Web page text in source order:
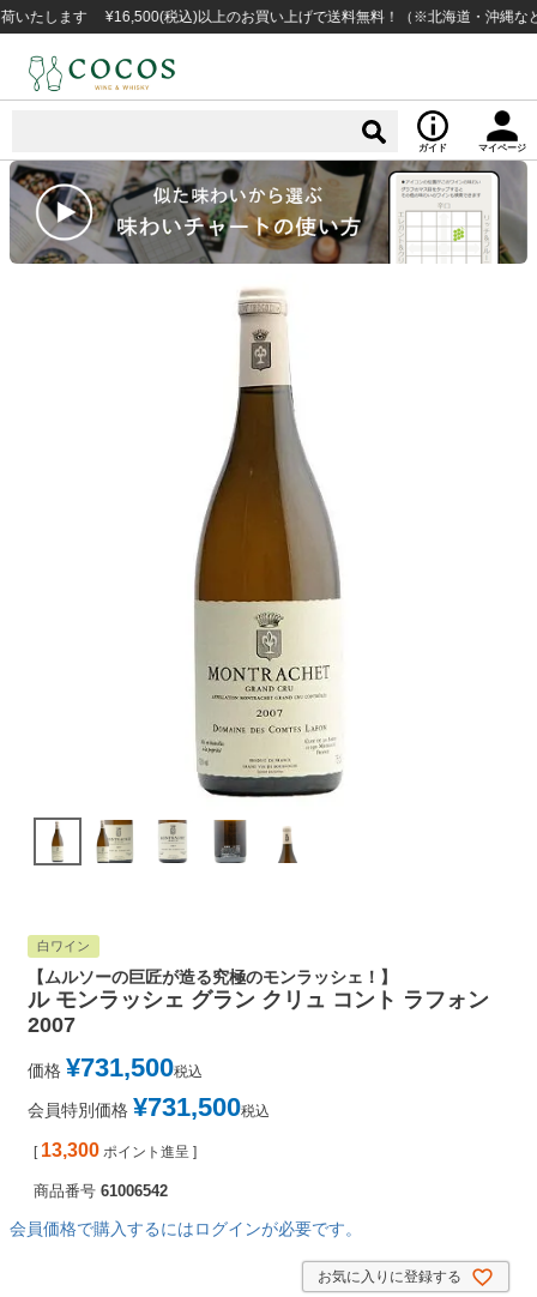
ます ¥16,500(税込)以上のお買い上げで送料無料！（※北海道・沖縄など一部
ガイド マイページ
白ワイン
【ムルソーの巨匠が造る究極のモンラッシェ！】
ル モンラッシェ グラン クリュ コント ラフォン
2007
価格 ¥731,500税込
会員特別価格 ¥731,500税込
[ 13,300 ポイント進呈 ]
商品番号 61006542
会員価格で購入するにはログインが必要です。
お気に入りに登録する